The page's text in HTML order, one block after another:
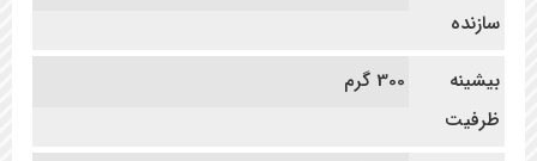
سازنده
بیشینه
ظرفیت
300 گرم